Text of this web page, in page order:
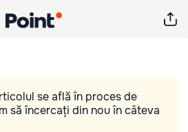
se află în proces de
să încercați din nou în câteva